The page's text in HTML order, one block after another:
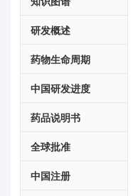
研发概述
药物生命周期
中国研发进度
药品说明书
全球批准
中国注册